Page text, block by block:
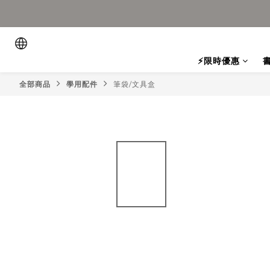
⚡限時優惠
全部商品 學用配件 筆袋/文具盒